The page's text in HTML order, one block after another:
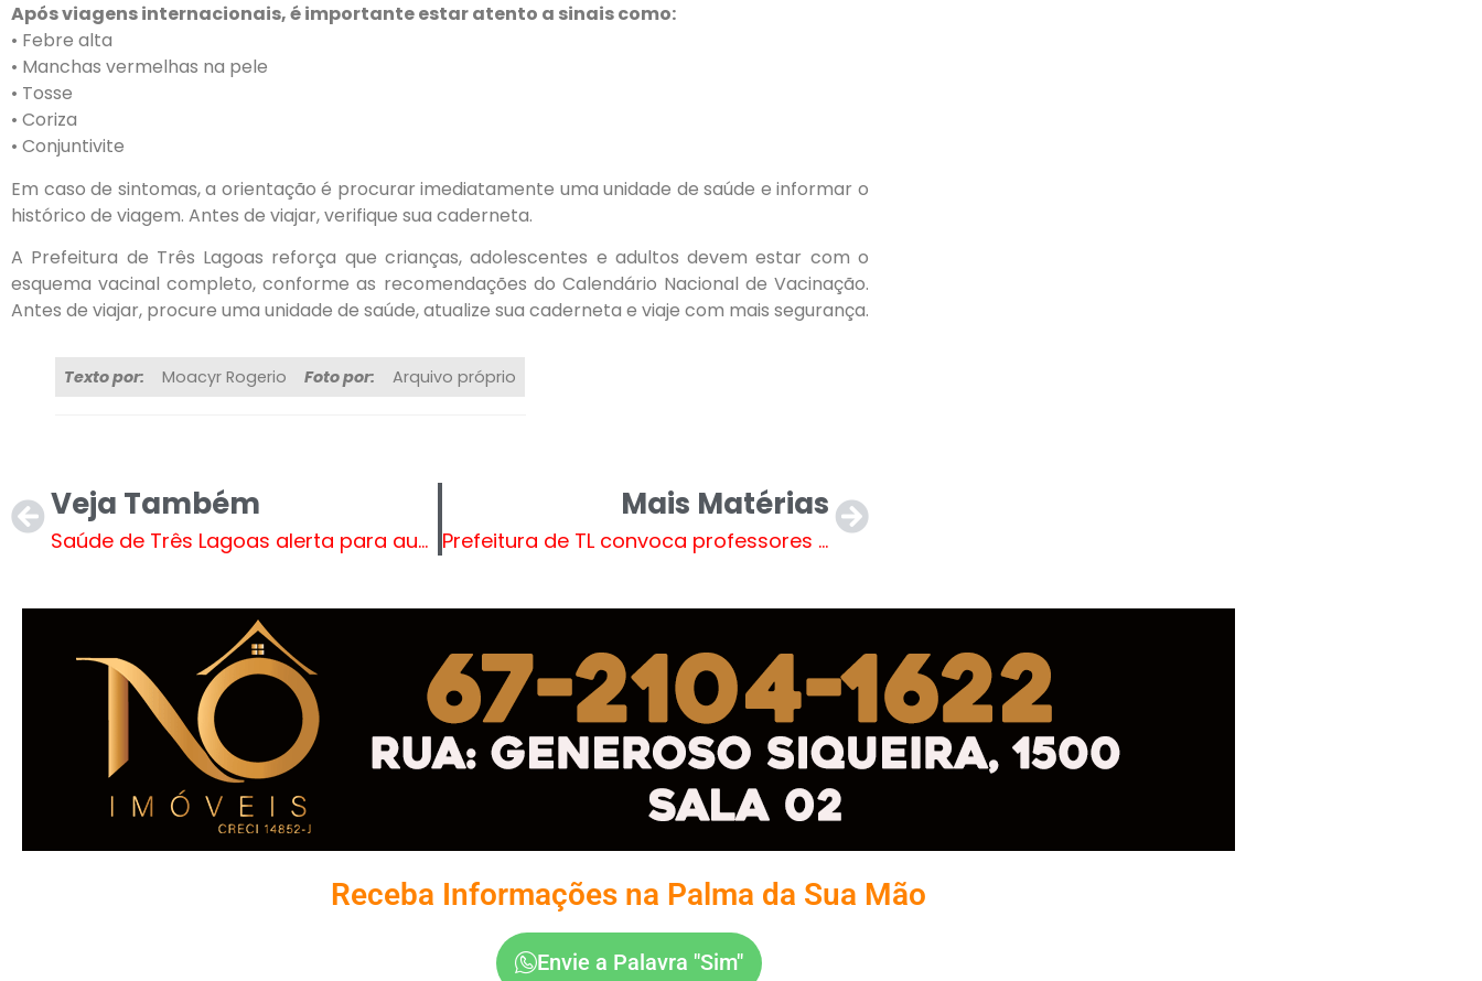
Após viagens internacionais, é importante estar atento a sinais como:
• Febre alta
• Manchas vermelhas na pele
• Tosse
• Coriza
• Conjuntivite
Em caso de sintomas, a orientação é procurar imediatamente uma unidade de saúde e informar o
histórico de viagem. Antes de viajar, verifique sua caderneta.
A Prefeitura de Três Lagoas reforça que crianças, adolescentes e adultos devem estar com o
esquema vacinal completo, conforme as recomendações do Calendário Nacional de Vacinação.
Antes de viajar, procure uma unidade de saúde, atualize sua caderneta e viaje com mais segurança.
Texto por: Moacyr Rogerio Foto por: Arquivo próprio
Veja Também
Saúde de Três Lagoas alerta para aumentos de Chikungunya no estado e reforça cuidados
Mais Matérias
Prefeitura de TL convoca professores em caráter temporário do Processo Seletivo
Receba Informações na Palma da Sua Mão
Envie a Palavra "Sim"